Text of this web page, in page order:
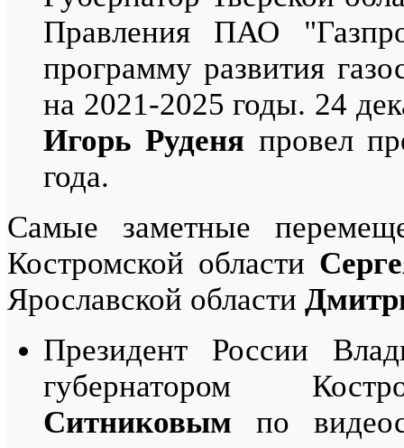
Правления ПАО
программу развития
на 2021-2025 годы. 24
Игорь Руденя провел
года.
Самые заметные
Костромской области
Ярославской области
Президент России
губернатором
Ситниковым по